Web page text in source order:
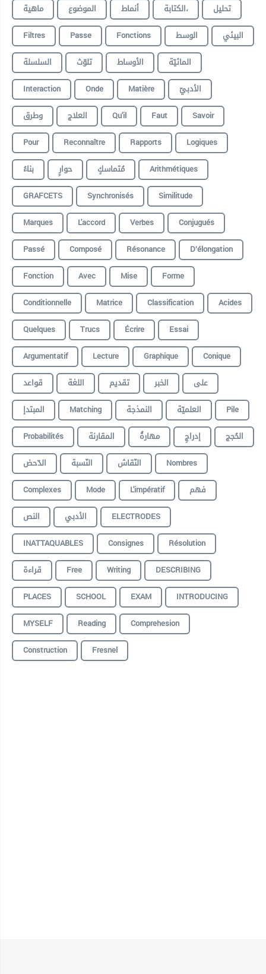
ماهية
الموضوع أنماط الكتابة،
تحليل
Filtres
Passe Fonctions الوسط
البيئي
السلسلة
تلوّث الأوساط
المائيّة
Interaction
Onde Matière
الأدبيّ
وطرق
العلاج Qu'il Faut
Savoir
Pour
Reconnaître Rapports
Logiques
بناءُ
حوارٍ مُتماسكٍ
Arithmétiques
GRAFCETS
Synchronisés
Similitude
Marques
L'accord Verbes
Conjugués
Passé
Composé Résonance
D’élongation
Fonction
Avec Mise
Forme
Conditionnelle
Matrice Classification
Acides
Quelques
Trucs Écrire
Essai
Argumentatif
Lecture Graphique
Conique
قواعد
اللغة تقديم الخبر
على
المبتدإ
Matching النمذجة العلميّة
Pile
Probabilités
المقارنة مهارةُ إدراجِ
الحُجج
الدّحض
النّسبة النّقاش
Nombres
Complexes
Mode L'impératif
فهم
النص
الأدبي
ELECTRODES
INATTAQUABLES
Consignes
Résolution
قراءة
Free Writing
DESCRIBING
PLACES
SCHOOL EXAM
INTRODUCING
MYSELF
Reading
Comprehesion
Construction
Fresnel